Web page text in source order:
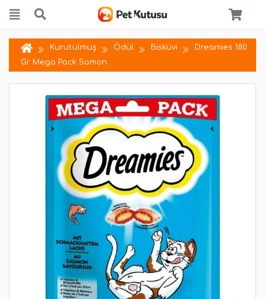
Kurutulmuş Ödül Bisküvi
Dreamies 180
Gr Mega Pack Somon